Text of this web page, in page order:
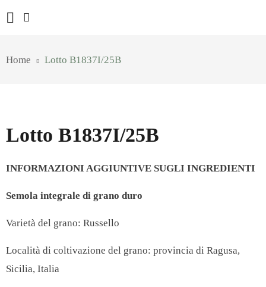
Home Lotto B1837I/25B
Lotto B1837I/25B
INFORMAZIONI AGGIUNTIVE SUGLI INGREDIENTI
Semola integrale di grano duro
Varietà del grano: Russello
Località di coltivazione del grano: provincia di Ragusa,
Sicilia, Italia